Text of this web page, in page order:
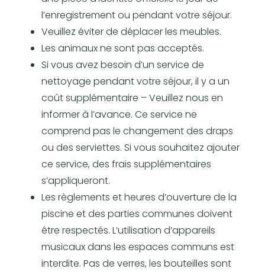
l’enregistrement ou pendant votre séjour.
Veuillez éviter de déplacer les meubles.
Les animaux ne sont pas acceptés.
Si vous avez besoin d’un service de
nettoyage pendant votre séjour, il y a un
coût supplémentaire – Veuillez nous en
informer à l’avance. Ce service ne
comprend pas le changement des draps
ou des serviettes. Si vous souhaitez ajouter
ce service, des frais supplémentaires
s’appliqueront.
Les règlements et heures d’ouverture de la
piscine et des parties communes doivent
être respectés. L’utilisation d’appareils
musicaux dans les espaces communs est
interdite. Pas de verres, les bouteilles sont